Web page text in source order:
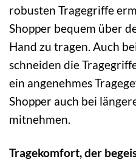
robusten Tragegriffe
Shopper bequem über
Hand zu tragen. Auch
schneiden die
ein angenehmes
Shopper auch bei
mitnehmen.
Tragekomfort, der